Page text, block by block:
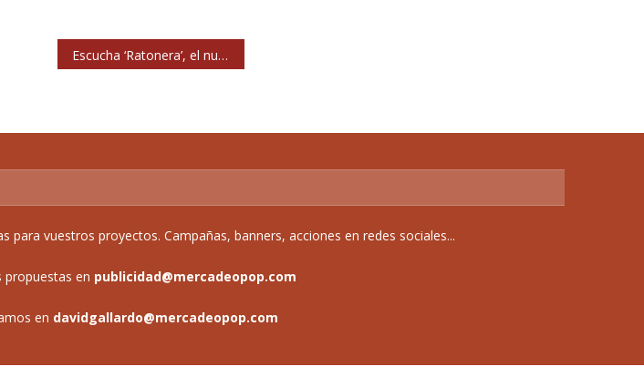
Escucha ‘Ratonera’, el nuevo single de Amaral
vuestros proyectos. Campañas, banners, acciones en redes sociales...
propuestas en publicidad@mercadeopop.com
en davidgallardo@mercadeopop.com